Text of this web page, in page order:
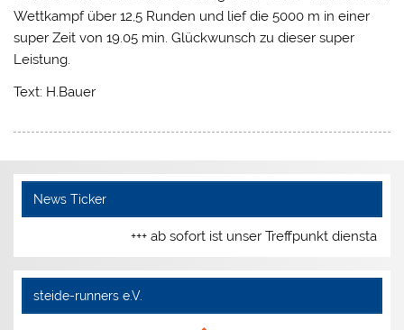
Wettkampf über 12,5 Runden und lief die 5000 m in einer
super Zeit von 19.05 min. Glückwunsch zu dieser super
Leistung.
Text: H.Bauer
News Ticker
+++ ab sofort ist unser Treffpunkt dienstags
steide-runners e.V.